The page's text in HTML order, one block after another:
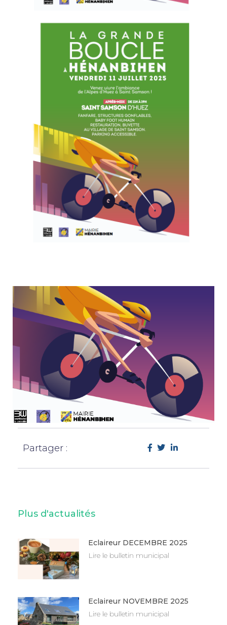
Partager :
Plus d'actualités
Eclaireur DECEMBRE 2025
Lire le bulletin municipal
Eclaireur NOVEMBRE 2025
Lire le bulletin municipal